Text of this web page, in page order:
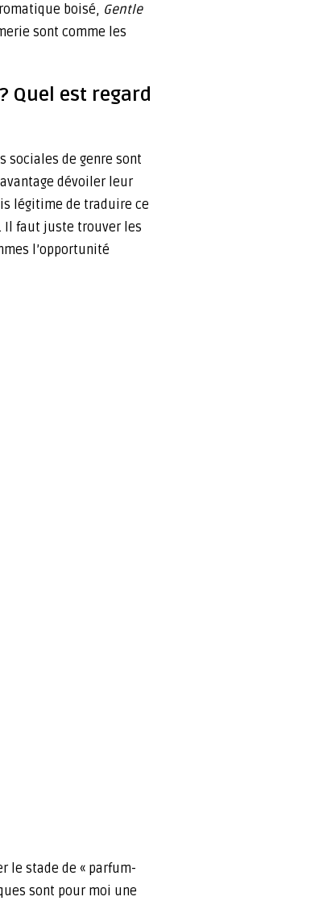
boisé, Gentle
sont comme les
Quel est regard
sociales de genre sont
dévoiler leur
légitime de traduire ce
Il faut juste trouver les
l’opportunité
le stade de « parfum-
sont pour moi une